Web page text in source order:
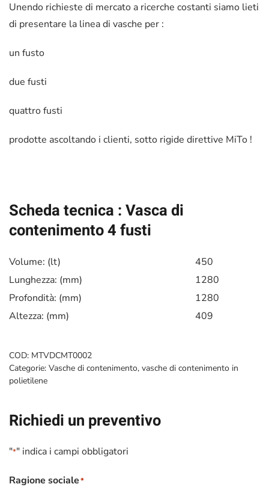
Unendo richieste di mercato a ricerche costanti siamo lieti
di presentare la linea di vasche per :
un fusto
due fusti
quattro fusti
prodotte ascoltando i clienti, sotto rigide direttive MiTo !
Scheda tecnica : Vasca di
contenimento 4 fusti
Volume: (lt)
450
Lunghezza: (mm)
1280
Profondità: (mm)
1280
Altezza: (mm)
409
COD: MTVDCMT0002
Categorie: Vasche di contenimento, vasche di contenimento in
polietilene
Richiedi un preventivo
"*" indica i campi obbligatori
Ragione sociale*